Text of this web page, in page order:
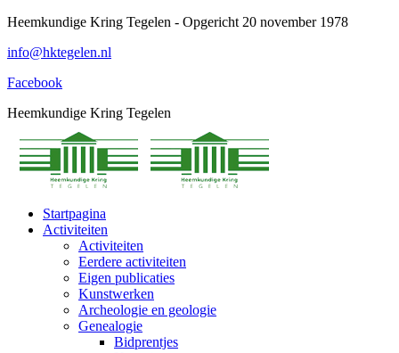
Spring
content
Heemkundige Kring Tegelen - Opgericht 20 november 1978
info@hktegelen.nl
Facebook
Heemkundige Kring Tegelen
Startpagina
Activiteiten
Activiteiten
Eerdere activiteiten
Eigen publicaties
Kunstwerken
Archeologie en geologie
Genealogie
Bidprentjes